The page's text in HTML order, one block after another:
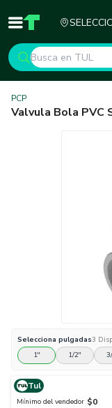
Inicio TUL - Tu
PCP
Valvula Bola PVC
Selecciona pulgadas3
1''
1/2''
Tul
Mínimo del vendedor $0